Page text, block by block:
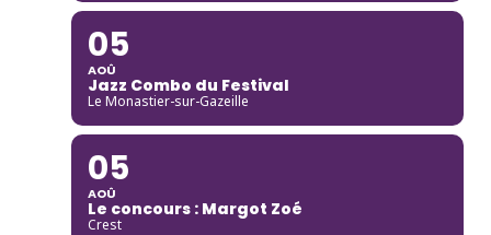
05
AOÛ
Jazz Combo du Festival
Le Monastier-sur-Gazeille
05
AOÛ
Le concours : Margot Zoé
Crest